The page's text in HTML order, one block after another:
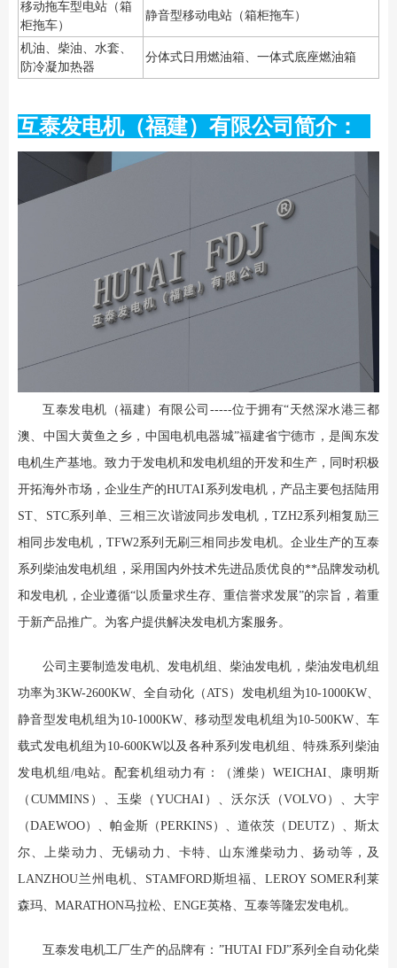
移动拖车型电站（箱
柜拖车）
静音型移动电站（箱柜拖车）
机油、柴油、水套、
防冷凝加热器
分体式日用燃油箱、一体式底座燃油箱
互泰发电机（福建）有限公司简介：
互泰发电机（福建）有限公司-----位于拥有“天然深水港三都
澳、中国大黄鱼之乡，中国电机电器城”福建省宁德市，是闽东发
电机生产基地。致力于发电机和发电机组的开发和生产，同时积极
开拓海外市场，企业生产的HUTAI系列发电机，产品主要包括陆用
ST、STC系列单、三相三次谐波同步发电机，TZH2系列相复励三
相同步发电机，TFW2系列无刷三相同步发电机。企业生产的互泰
系列柴油发电机组，采用国内外技术先进品质优良的**品牌发动机
和发电机，企业遵循“以质量求生存、重信誉求发展”的宗旨，着重
于新产品推广。为客户提供解决发电机方案服务。
公司主要制造发电机、发电机组、柴油发电机，柴油发电机组
功率为3KW-2600KW、全自动化（ATS）发电机组为10-1000KW、
静音型发电机组为10-1000KW、移动型发电机组为10-500KW、车
载式发电机组为10-600KW以及各种系列发电机组、特殊系列柴油
发电机组/电站。配套机组动力有：（潍柴）WEICHAI、康明斯
（CUMMINS）、玉柴（YUCHAI）、沃尔沃（VOLVO）、大宇
（DAEWOO）、帕金斯（PERKINS）、道依茨（DEUTZ）、斯太
尔、上柴动力、无锡动力、卡特、山东潍柴动力、扬动等，及
LANZHOU兰州电机、STAMFORD斯坦福、LEROY SOMER利莱
森玛、MARATHON马拉松、ENGE英格、互泰等隆宏发电机。
互泰发电机工厂生产的品牌有：”HUTAI FDJ”系列全自动化柴